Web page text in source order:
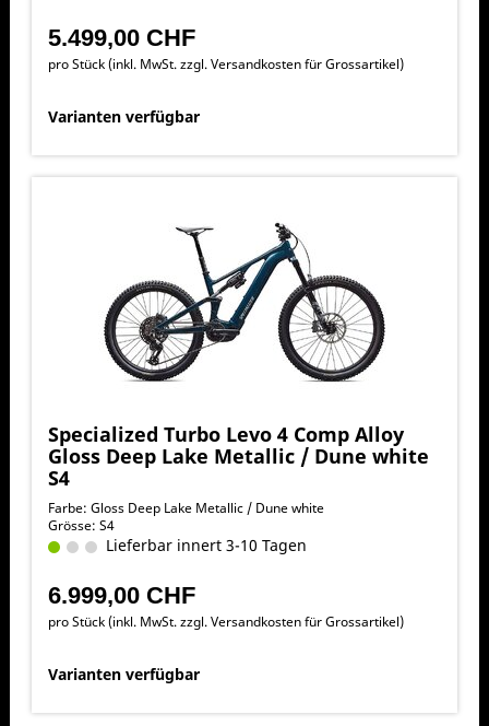
5.499,00 CHF
pro Stück (inkl. MwSt. zzgl.Versandkosten für Grossartikel)
Varianten verfügbar
Specialized Turbo Levo 4 Comp Alloy
Gloss Deep Lake Metallic / Dune white
S4
Farbe: Gloss Deep Lake Metallic / Dune white
Grösse: S4
Lieferbar innert 3-10 Tagen
6.999,00 CHF
pro Stück (inkl. MwSt. zzgl.Versandkosten für Grossartikel)
Varianten verfügbar